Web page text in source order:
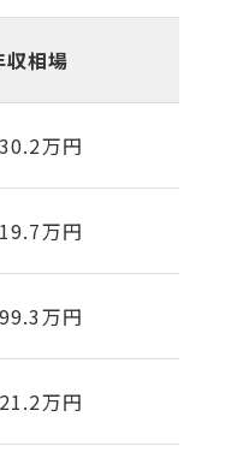
収相場
万円
万円
万円
万円